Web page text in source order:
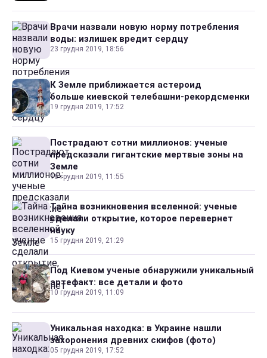
Врачи назвали новую норму потребления
воды: излишек вредит сердцу
23 грудня 2019, 18:56
К Земле приближается астероид
больше киевской телебашни-рекордсменки
19 грудня 2019, 17:52
Пострадают сотни миллионов: ученые
предсказали гигантские мертвые зоны на
Земле
16 грудня 2019, 11:55
Тайна возникновения вселенной: ученые
сделали открытие, которое перевернет
науку
15 грудня 2019, 21:29
Под Киевом ученые обнаружили уникальный
артефакт: все детали и фото
10 грудня 2019, 11:09
Уникальная находка: в Украине нашли
захоронения древних скифов (фото)
05 грудня 2019, 17:52